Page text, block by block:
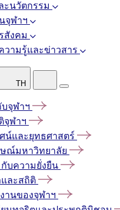
ะนวัตกรรม
จุฬาฯ
สังคม
วามรู้และข่าวสาร
TH
บจุฬาฯ
จุฬาฯ
น์และยุทธศาสตร์
ณ์มหาวิทยาลัย
กับความยั่งยืน
ละสถิติ
านของจุฬาฯ